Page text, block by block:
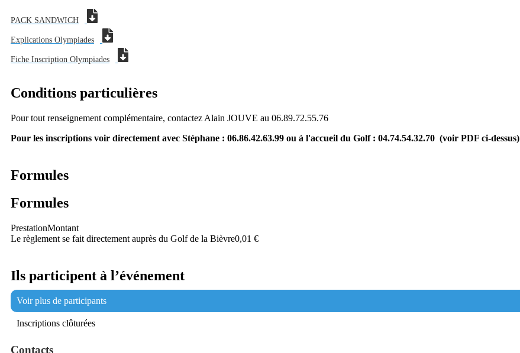
PACK SANDWICH
Explications Olympiades
Fiche Inscription Olympiades
Conditions particulières
Pour tout renseignement complémentaire, contactez Alain JOUVE au 06.89.72.55.76
Pour les inscriptions voir directement avec Stéphane : 06.86.42.63.99 ou à l'accueil du Golf : 04.74.54.32.70 (voir PDF ci-dessus)
Formules
Formules
PrestationMontant
Le règlement se fait directement auprès du Golf de la Bièvre0,01 €
Ils participent à l’événement
Voir plus de participants
Inscriptions clôturées
Contacts